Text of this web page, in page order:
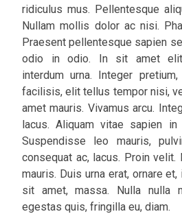
ridiculus mus. Pellentesque
Nullam mollis dolor ac nisi.
Praesent pellentesque sapien
odio in odio. In sit amet elit.
interdum urna. Integer
facilisis, elit tellus tempor nisi,
amet mauris. Vivamus arcu.
lacus. Aliquam vitae sapien in
Suspendisse leo mauris,
consequat ac, lacus. Proin
mauris. Duis urna erat, ornare
sit amet, massa. Nulla nulla
egestas quis, fringilla eu, diam.